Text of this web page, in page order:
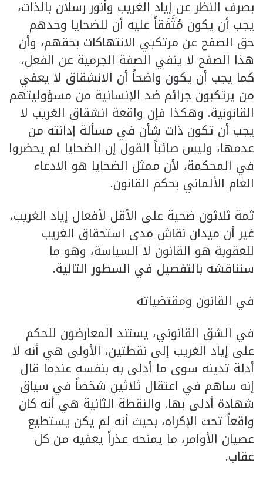
بصرف النظر عن إياد الغريب وأنور رسلان بالذات،
يجب أن يكون مُتَّفَقاً عليه أن للضحايا وحدهم
حق الصفح عن مرتكبي الانتهاكات بحقهم، وأن
هذا الصفح لا ينفي الصفة الجرمية عن الفعل،
كما يجب أن يكون واضحاً أن الانشقاق لا يعفي
من يرتكبون جرائم ضد الإنسانية من مسؤوليتهم
القانونية. وهكذا فإن واقعة انشقاق الغريب لا
يجب أن تكون ذات شأن في مسألة إدانته من
عدمها، وليس صائباً القول إن الضحايا لم يحضروا
في المحكمة، لأن ممثل الضحايا هو الادعاء
العام الألماني بحكم القانون.
ثمة ثلاثون ضحية على الأقل لأفعال إياد الغريب،
غير أن ميدان نقاش مدى استحقاق الغريب
للعقوبة هو القانون لا السياسة، وهو ما
سنناقشه بالتفصيل في السطور التالية.
في القانون ومقتضياته
في الشق القانوني، يستند المعارضون للحكم
على إياد الغريب إلى نقطتين، الأولى هي أنه لا
أدلة تدينه سوى ما أدلى به بنفسه عندما قال
إنه ساهم في اعتقال ثلاثين شخصاً في سياق
شهادة أدلى بها. والنقطة الثانية هي أنه كان
واقعاً تحت الإكراه، بحيث أنه لم يكن يستطيع
عصيان الأوامر، ما يمنحه عذراً يعفيه من كل
عقاب.